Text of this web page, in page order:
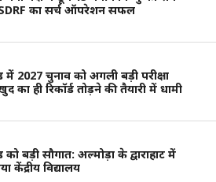
का सर्च ऑपरेशन सफल
में 2027 चुनाव को अगली बड़ी परीक्षा
का ही रिकॉर्ड तोड़ने की तैयारी में धामी
को बड़ी सौगात: अल्मोड़ा के द्वाराहाट में
केंद्रीय विद्यालय